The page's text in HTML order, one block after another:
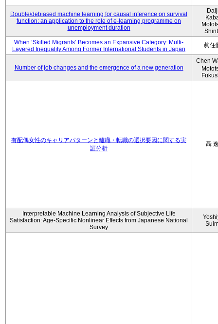
Double/debiased machine learning for causal inference on survival
function: an application to the role of e-learning programme on
unemployment duration
When ‘Skilled Migrants’ Becomes an Expansive Category: Multi-
Layered Inequality Among Former International Students in Japan
眞住
Number of job changes and the emergence of a new generation
Chen
有配偶女性のキャリアパターンと離職・転職の選択要因に関する実
証分析
聶
Interpretable Machine Learning Analysis of Subjective Life
Satisfaction: Age-Specific Nonlinear Effects from Japanese National
Survey